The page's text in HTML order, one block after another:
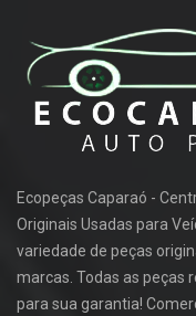
Ecopeças Caparaó -
Originais Usadas para
variedade de peças
marcas. Todas as peças
para sua garantia!